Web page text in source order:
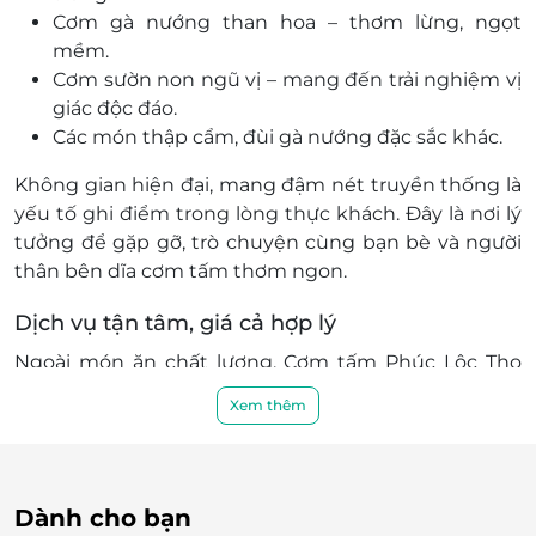
Huyện Long Thành, Đồng Nai
205 Phan Trung, Khu phố 2, Thành phố Biên Hòa,
Đồng Nai
95/1A Quốc Lộ 1A, P. Tân Biên, Biên Hòa, Đồng Nai
136 Hà Huy Giáp, Tổ 7, Khu phố 1, P. Quyết Thắng,
2251 Nguyễn Ái Quốc, P. Quang Vinh, Thành phố
Biên Hòa, Đồng Nai
170 Đồng Khởi, P. Tân Hiệp, Thành phố Biên Hòa,
Đồng Nai
142/3A - 142/3B, Phạm Văn Thuận, Tổ 3, KP5, P. Tam
Hiệp, Thành phố Biên Hòa, Đồng Nai
615 Nguyễn Thị Minh Khai, Khu phố Tân Phú 1, P. Tân
Cơm gà nướng than hoa – thơm lừng, ngọt
mềm.
Cơm sườn non ngũ vị – mang đến trải nghiệm vị
giác độc đáo.
Các món thập cẩm, đùi gà nướng đặc sắc khác.
Không gian hiện đại, mang đậm nét truyền thống là
yếu tố ghi điểm trong lòng thực khách. Đây là nơi lý
tưởng để gặp gỡ, trò chuyện cùng bạn bè và người
thân bên dĩa cơm tấm thơm ngon.
Dịch vụ tận tâm, giá cả hợp lý
Ngoài món ăn chất lượng, Cơm tấm Phúc Lộc Thọ
còn ghi dấu bởi đội ngũ nhân viên phục vụ tận tâm,
chu đáo. Giá cả hợp lý càng khiến quán trở thành lựa
Xem thêm
Dành cho bạn